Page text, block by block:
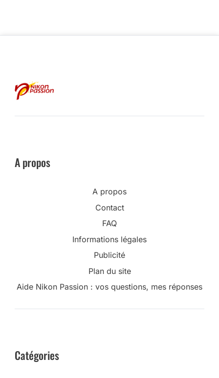
A propos
A propos
Contact
FAQ
Informations légales
Publicité
Plan du site
Aide Nikon Passion : vos questions, mes réponses
Catégories